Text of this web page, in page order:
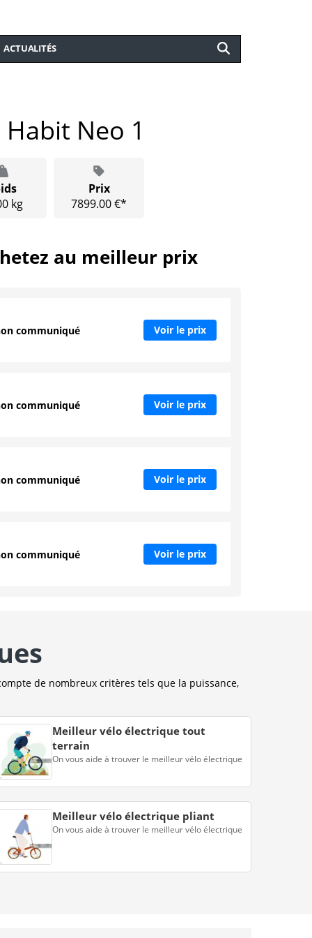
ACTUALITÉS
Neo 1
kg
Prix
7899.00 €*
au meilleur prix
communiqué Voir le prix
communiqué Voir le prix
communiqué Voir le prix
communiqué Voir le prix
de nombreux critères tels que la puissance,
Meilleur vélo électrique tout
terrain
On vous aide à trouver le meilleur vélo électrique
Meilleur vélo électrique pliant
On vous aide à trouver le meilleur vélo électrique